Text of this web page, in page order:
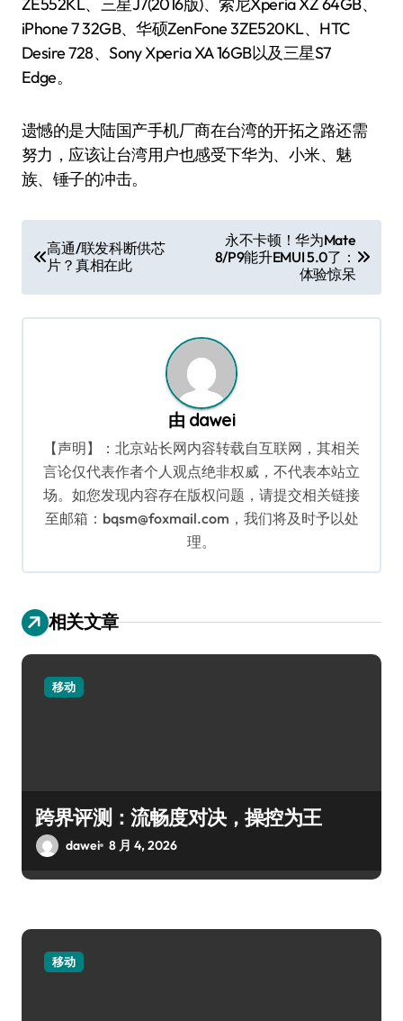
iPhone 7 32GB、华硕ZenFone 3ZE520KL、HTC
Desire 728、Sony Xperia XA 16GB以及三星S7
Edge。
遗憾的是大陆国产手机厂商在台湾的开拓之路还需
努力，应该让台湾用户也感受下华为、小米、魅
族、锤子的冲击。
章
导
航
高通/联发科断供芯
片？真相在此
永不卡顿！华为Mate
8/P9能升EMUI 5.0了：
体验惊呆
由 dawei
【声明】：北京站长网内容转载自互联网，其相关
言论仅代表作者个人观点绝非权威，不代表本站立
场。如您发现内容存在版权问题，请提交相关链接
至邮箱：bqsm@foxmail.com，我们将及时予以处
理。
相关文章
移动
跨界评测：流畅度对决，操控为王
dawei 8 月 4, 2026
移动